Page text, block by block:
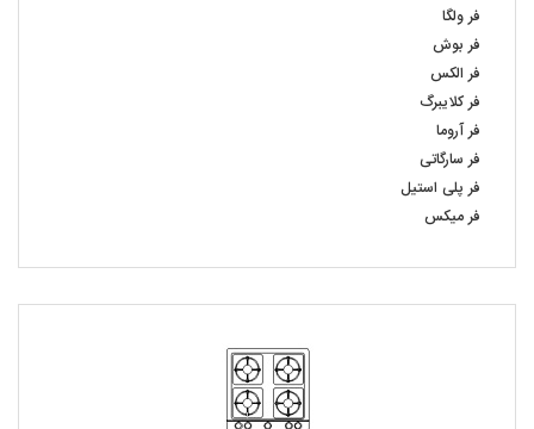
فر ولگا
فر بوش
فر الکس
فر کلایبرگ
فر آروما
فر سارگاتی
فر پلی استیل
فر میکس